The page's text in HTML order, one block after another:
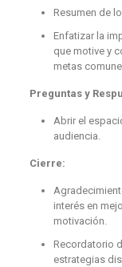
Resumen de
Enfatizar la
que motive y
metas
Preguntas y
Abrir el
audiencia.
Cierre:
interés en
motivación.
Recordatorio
estrategias